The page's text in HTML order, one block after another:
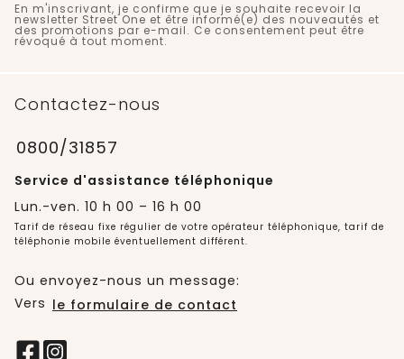
En m'inscrivant, je confirme que je souhaite recevoir la
newsletter Street One et être informé(e) des nouveautés et
des promotions par e-mail. Ce consentement peut être
révoqué à tout moment.
Contactez-nous
0800/31857
Service d'assistance téléphonique
Lun.-ven. 10 h 00 – 16 h 00
Tarif de réseau fixe régulier de votre opérateur téléphonique, tarif de
téléphonie mobile éventuellement différent.
Ou envoyez-nous un message:
Vers le formulaire de contact